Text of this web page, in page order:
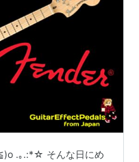
.｡.:*☆ そんな日にめ